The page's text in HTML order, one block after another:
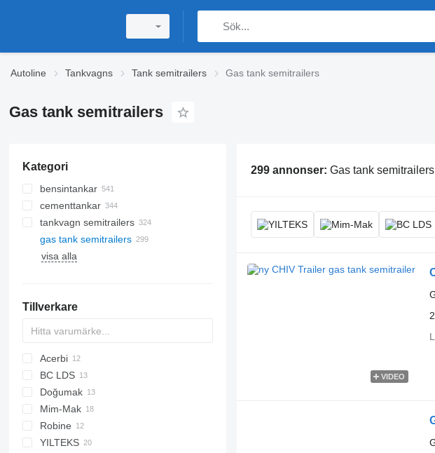
Autoline Tankvagns Tank semitrailers Gas tank semitrailers
Gas tank semitrailers
Kategori
bensintankar
cementtankar
tankvagn semitrailers
gas tank semitrailers
visa alla
Tillverkare
Acerbi
BC LDS
NCG
NG
LPG
45
Doğumak
AMMONIA
LPG
Mim-Mak
MACOLA
Robine
LPG
YILTEKS
299 annonser: Gas tank
VIDEO